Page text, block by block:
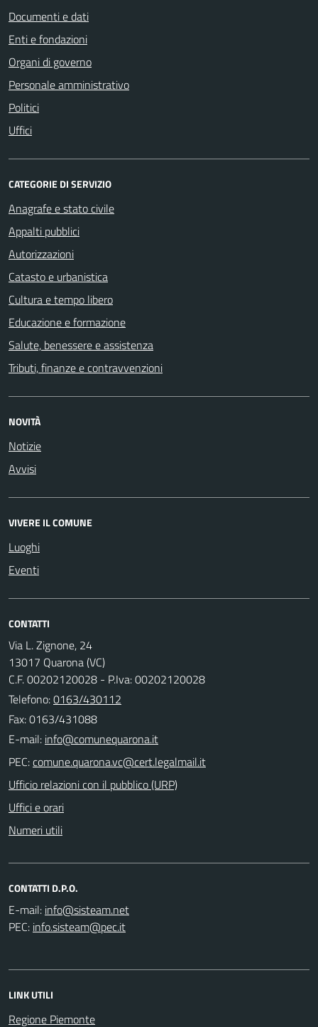
Documenti e dati
Enti e fondazioni
Organi di governo
Personale amministrativo
Politici
Uffici
CATEGORIE DI SERVIZIO
Anagrafe e stato civile
Appalti pubblici
Autorizzazioni
Catasto e urbanistica
Cultura e tempo libero
Educazione e formazione
Salute, benessere e assistenza
Tributi, finanze e contravvenzioni
NOVITÀ
Notizie
Avvisi
VIVERE IL COMUNE
Luoghi
Eventi
CONTATTI
Via L. Zignone, 24
13017 Quarona (VC)
C.F. 00202120028 - P.Iva: 00202120028
Telefono:0163/430112
Fax: 0163/431088
E-mail:
PEC:
Ufficio relazioni con il pubblico (URP)
Uffici e orari
Numeri utili
CONTATTI D.P.O.
E-mail:
PEC:
LINK UTILI
Regione Piemonte